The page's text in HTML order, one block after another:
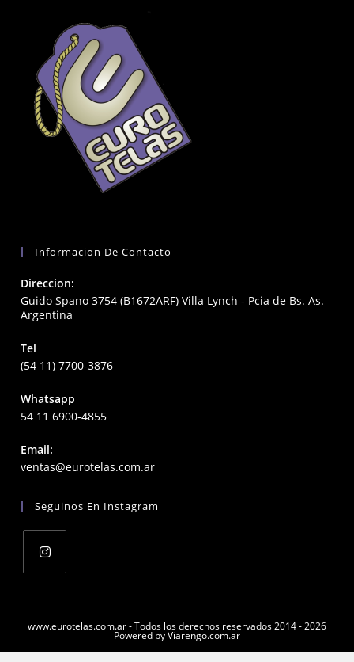
Informacion De Contacto
Direccion:
Guido Spano 3754 (B1672ARF) Villa Lynch - Pcia de Bs. As.
Argentina
Tel
(54 11) 7700-3876
Whatsapp
54 11 6900-4855
Email:
ventas@eurotelas.com.arOpens
application
Seguinos En Instagram
awww.eurotelas.com.ar - Todos los derechos reservados 2014 - 2026
Powered by Viarengo.com.ar